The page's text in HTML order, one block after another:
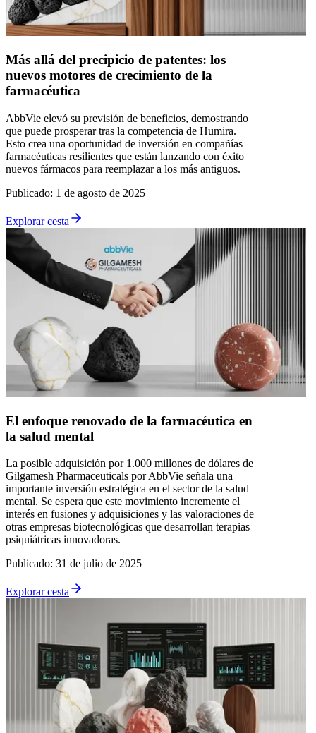
Más allá del precipicio de patentes: los
nuevos motores de crecimiento de la
farmacéutica
AbbVie elevó su previsión de beneficios, demostrando
que puede prosperar tras la competencia de Humira.
Esto crea una oportunidad de inversión en compañías
farmacéuticas resilientes que están lanzando con éxito
nuevos fármacos para reemplazar a los más antiguos.
Publicado: 1 de agosto de 2025
Explorar cesta
El enfoque renovado de la farmacéutica en
la salud mental
La posible adquisición por 1.000 millones de dólares de
Gilgamesh Pharmaceuticals por AbbVie señala una
importante inversión estratégica en el sector de la salud
mental. Se espera que este movimiento incremente el
interés en fusiones y adquisiciones y las valoraciones de
otras empresas biotecnológicas que desarrollan terapias
psiquiátricas innovadoras.
Publicado: 31 de julio de 2025
Explorar cesta